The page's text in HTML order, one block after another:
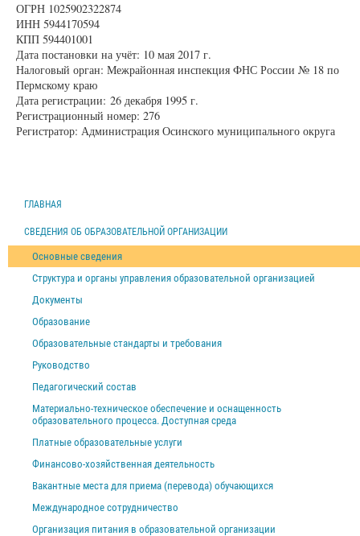
ОГРН 1025902322874
ИНН 5944170594
КПП 594401001
Дата постановки на учёт: 10 мая 2017 г.
Налоговый орган: Межрайонная инспекция ФНС России № 18 по
Пермскому краю
Дата регистрации: 26 декабря 1995 г.
Регистрационный номер: 276
Регистратор: Администрация Осинского муниципального округа
ГЛАВНАЯ
СВЕДЕНИЯ ОБ ОБРАЗОВАТЕЛЬНОЙ ОРГАНИЗАЦИИ
Основные сведения
Структура и органы управления образовательной организацией
Документы
Образование
Образовательные стандарты и требования
Руководство
Педагогический состав
Материально-техническое обеспечение и оснащенность
образовательного процесса. Доступная среда
Платные образовательные услуги
Финансово-хозяйственная деятельность
Вакантные места для приема (перевода) обучающихся
Международное сотрудничество
Организация питания в образовательной организации